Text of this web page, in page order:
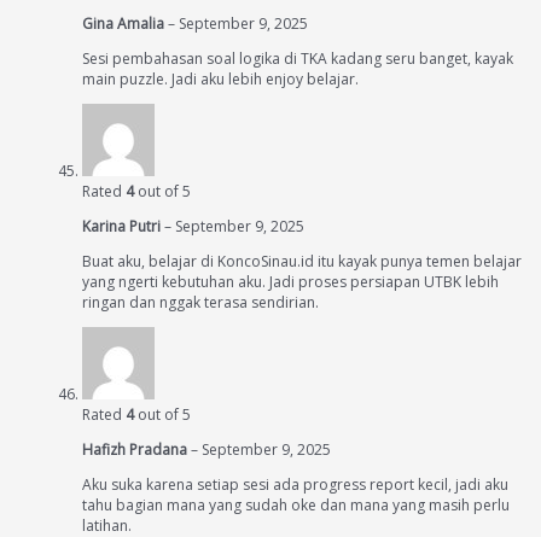
Gina Amalia– September 9, 2025
Sesi pembahasan soal logika di TKA kadang seru banget, kayak
main puzzle. Jadi aku lebih enjoy belajar.
Rated 4out of 5
Karina Putri– September 9, 2025
Buat aku, belajar di KoncoSinau.id itu kayak punya temen belajar
yang ngerti kebutuhan aku. Jadi proses persiapan UTBK lebih
ringan dan nggak terasa sendirian.
Rated 4out of 5
Hafizh Pradana– September 9, 2025
Aku suka karena setiap sesi ada progress report kecil, jadi aku
tahu bagian mana yang sudah oke dan mana yang masih perlu
latihan.